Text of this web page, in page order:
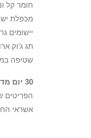
חומר קל
מכפלת
יישומים
תג ג'וק
שטיפה
30 יום מדיניות החזר והחזר כספי
אשראי